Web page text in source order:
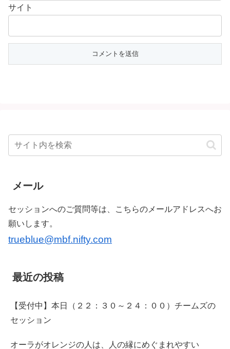
サイト
メール
セッションへのご質問等は、こちらのメールアドレスへお
願いします。
trueblue@mbf.nifty.com
最近の投稿
【受付中】本日（２２：３０～２４：００）チームズの
セッション
オーラがオレンジの人は、人の縁にめぐまれやすい